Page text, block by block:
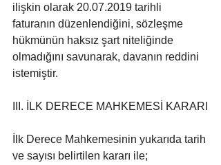
ilişkin olarak 20.07.2019 tarihli
faturanın düzenlendiğini, sözleşme
hükmünün haksız şart niteliğinde
olmadığını savunarak, davanın reddini
istemiştir.
III. İLK DERECE MAHKEMESİ KARARI
İlk Derece Mahkemesinin yukarıda tarih
ve sayısı belirtilen kararı ile;